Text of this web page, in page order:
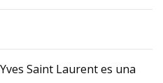
Saint Laurent es una